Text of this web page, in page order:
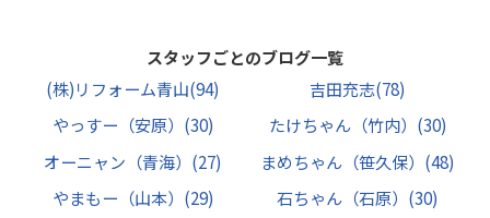
スタッフごとのブログ一覧
(株)リフォーム青山(94) 吉田充志(78)
やっすー（安原） (30) たけちゃん（竹内） (30)
オーニャン（青海） (27) まめちゃん（笹久保） (48)
やまもー（山本） (29) 石ちゃん（石原） (30)